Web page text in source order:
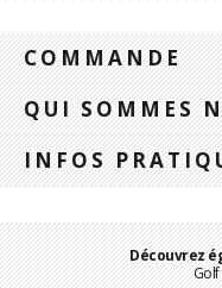
COMMANDE
QUI SOMMES
INFOS
Découvrez
Golf